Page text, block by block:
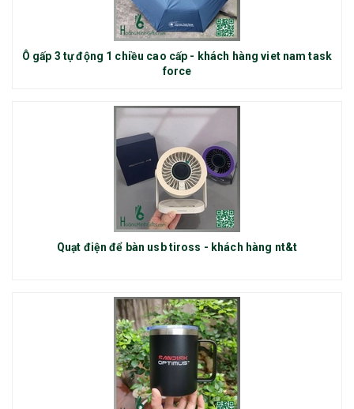
Ô gấp 3 tự động 1 chiều cao cấp - khách hàng viet nam task
force
Quạt điện để bàn usb tiross - khách hàng nt&t